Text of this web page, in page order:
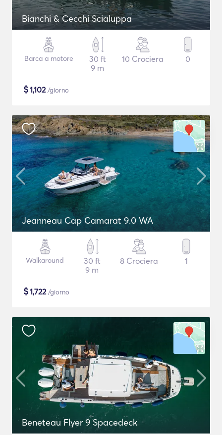
Bianchi & Cecchi Scialuppa
Barca a motore
30 ft
9 m
10 Crociera 0
$1,102/giorno
Jeanneau Cap Camarat 9.0 WA
Walkaround
30 ft
9 m
8 Crociera 1
$1,722/giorno
Beneteau Flyer 9 Spacedeck